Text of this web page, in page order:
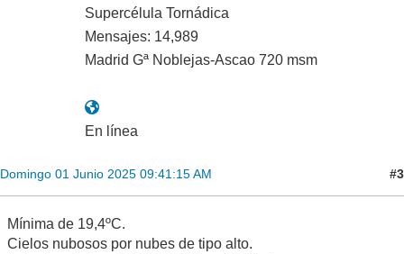
Supercélula Tornádica
Mensajes: 14,989
Madrid Gª Noblejas-Ascao 720 msm
En línea
Domingo 01 Junio 2025 09:41:15 AM #3
Mínima de 19,4ºC.
Cielos nubosos por nubes de tipo alto.